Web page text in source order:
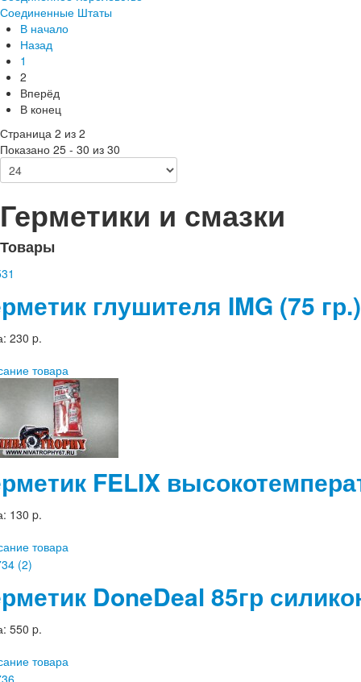
Соединенные Штаты
В начало
Назад
1
2
Вперёд
В конец
Страница 2 из 2
Показано 25 - 30 из 30
Герметики и смазки
Товары
глушителя IMG (75 гр.)
230 p.
товара
FELIX
130 p.
товара
DoneDeal 85гр
550 p.
товара